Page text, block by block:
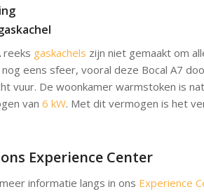
reeks gaskachels zijn niet gemaakt om
eens sfeer, vooral deze Bocal A7
vuur. De woonkamer warmstoken is
van6 kW. Met dit vermogen is het
Experience Center
informatie langs in ons Experience